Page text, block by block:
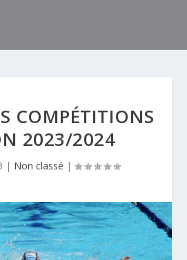
COMPÉTITIONS
2023/2024
| Non classé |